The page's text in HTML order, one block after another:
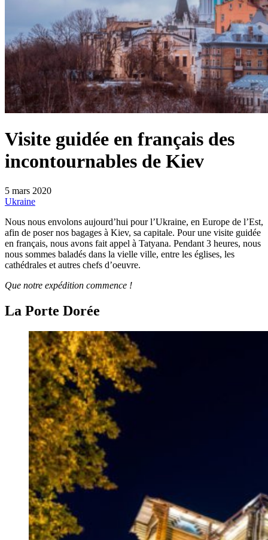
Visite guidée en français des
incontournables de Kiev
5 mars 2020
Ukraine
Nous nous envolons aujourd’hui pour l’Ukraine, en Europe de l’Est,
afin de poser nos bagages à Kiev, sa capitale. Pour une visite guidée
en français, nous avons fait appel à Tatyana. Pendant 3 heures, nous
nous sommes baladés dans la vielle ville, entre les églises, les
cathédrales et autres chefs d’oeuvre.
Que notre expédition commence !
La Porte Dorée